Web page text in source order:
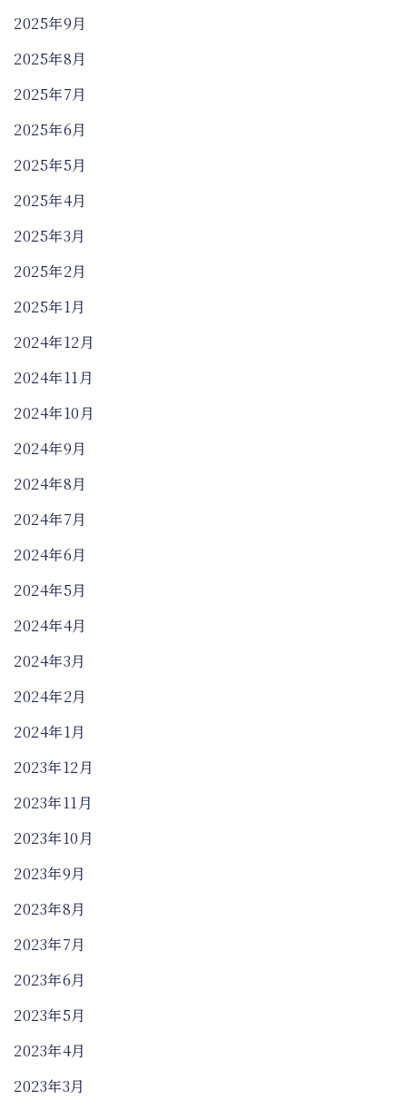
2025年9月
2025年8月
2025年7月
2025年6月
2025年5月
2025年4月
2025年3月
2025年2月
2025年1月
2024年12月
2024年11月
2024年10月
2024年9月
2024年8月
2024年7月
2024年6月
2024年5月
2024年4月
2024年3月
2024年2月
2024年1月
2023年12月
2023年11月
2023年10月
2023年9月
2023年8月
2023年7月
2023年6月
2023年5月
2023年4月
2023年3月